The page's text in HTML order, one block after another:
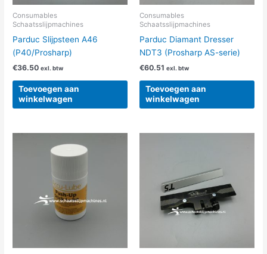
Consumables
Schaatsslijpmachines
Parduc Slijpsteen A46
(P40/Prosharp)
€36.50 exl. btw
Toevoegen aan
winkelwagen
Consumables
Schaatsslijpmachines
Parduc Diamant Dresser
NDT3 (Prosharp AS-serie)
€60.51 exl. btw
Toevoegen aan
winkelwagen